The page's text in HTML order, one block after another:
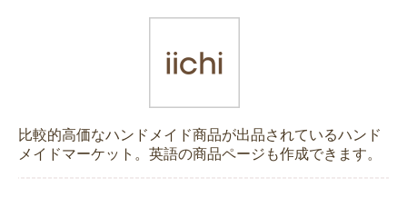
比較的高価なハンドメイド商品が出品されているハンド
メイドマーケット。英語の商品ページも作成できます。